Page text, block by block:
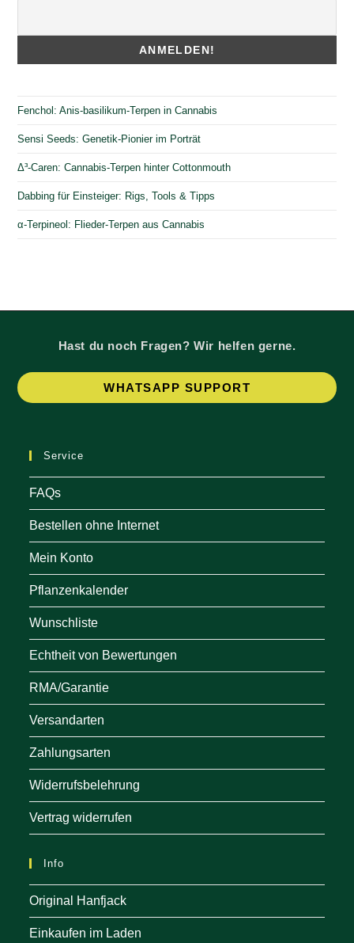
Fenchol: Anis-basilikum-Terpen in Cannabis
Sensi Seeds: Genetik-Pionier im Porträt
Δ³-Caren: Cannabis-Terpen hinter Cottonmouth
Dabbing für Einsteiger: Rigs, Tools & Tipps
α-Terpineol: Flieder-Terpen aus Cannabis
Hast du noch Fragen? Wir helfen gerne.
WHATSAPP SUPPORT
Service
FAQs
Bestellen ohne Internet
Mein Konto
Pflanzenkalender
Wunschliste
Echtheit von Bewertungen
RMA/Garantie
Versandarten
Zahlungsarten
Widerrufsbelehrung
Vertrag widerrufen
Info
Original Hanfjack
Einkaufen im Laden